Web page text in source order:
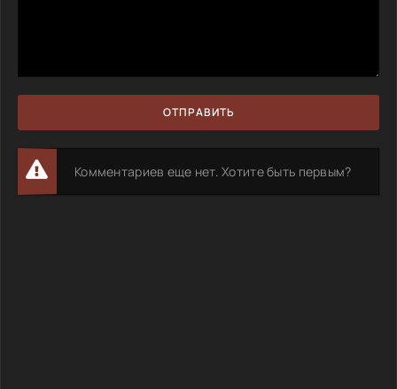
ОТПРАВИТЬ
Комментариев еще нет. Хотите быть первым?